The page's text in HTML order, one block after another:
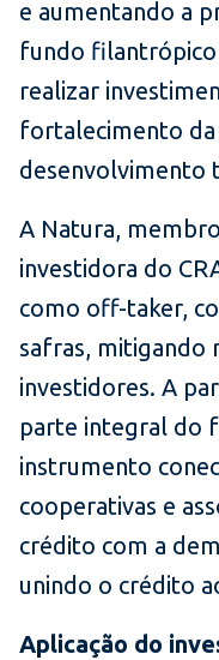
e aumentando a
fundo
realizar
fortalecimento da
desenvolvimento
A Natura,
investidora do
como off-taker,
safras, mitigando
investidores. A
parte integral do
instrumento
cooperativas e
crédito com a
unindo o crédito
Aplicação do